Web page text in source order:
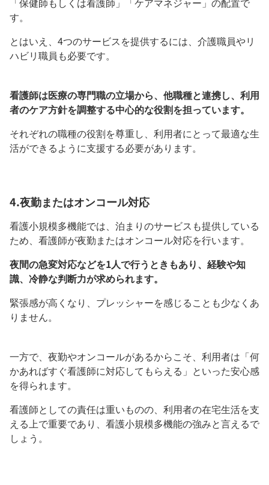
す。
とはいえ、4つのサービスを提供するには、介護職員やリ
ハビリ職員も必要です。
看護師は医療の専門職の立場から、他職種と連携し、利用
者のケア方針を調整する中心的な役割を担っています。
それぞれの職種の役割を尊重し、利用者にとって最適な生
活ができるように支援する必要があります。
4.夜勤またはオンコール対応
看護小規模多機能では、泊まりのサービスも提供している
ため、看護師が夜勤またはオンコール対応を行います。
夜間の急変対応などを1人で行うときもあり、経験や知
識、冷静な判断力が求められます。
緊張感が高くなり、プレッシャーを感じることも少なくあ
りません。
一方で、夜勤やオンコールがあるからこそ、利用者は「何
かあればすぐ看護師に対応してもらえる」といった安心感
を得られます。
看護師としての責任は重いものの、利用者の在宅生活を支
える上で重要であり、看護小規模多機能の強みと言えるで
しょう。